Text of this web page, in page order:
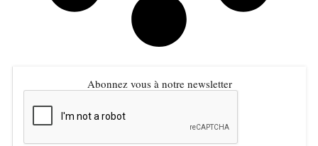
Abonnez vous à notre newsletter